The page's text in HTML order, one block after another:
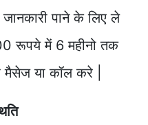
पाने के लिए ले
रूपये में 6 महीनो तक
या कॉल करे |